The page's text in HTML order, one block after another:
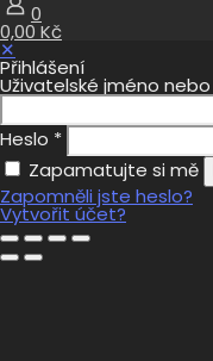
0
0,00 Kč
✕
Přihlášení
Uživatelské jméno
Heslo *
Zapamatujte si mě
Zapomněli jste heslo?
Vytvořit účet?